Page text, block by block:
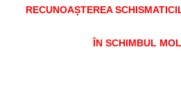
RECUNOAȘTEREA
ÎN SCHIMBUL